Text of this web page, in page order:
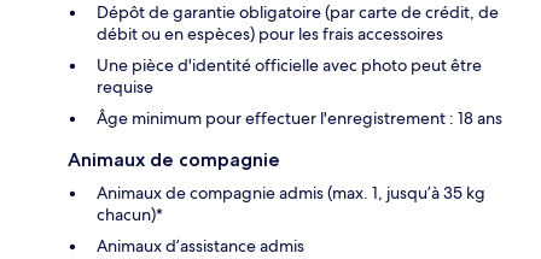
Dépôt de garantie obligatoire (par carte de crédit, de
débit ou en espèces) pour les frais accessoires
Une pièce d'identité officielle avec photo peut être
requise
Âge minimum pour effectuer l'enregistrement : 18 ans
Animaux de compagnie
Animaux de compagnie admis (max. 1, jusqu’à 35 kg
chacun)*
Animaux d’assistance admis